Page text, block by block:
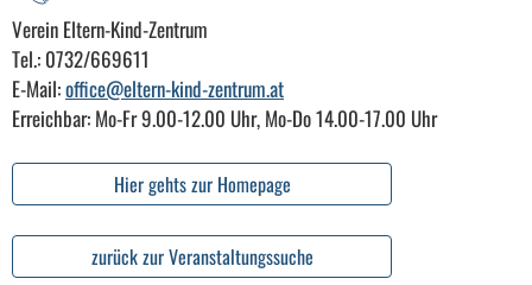
Verein Eltern-Kind-Zentrum
Tel.: 0732/669611
E-Mail:office@eltern-kind-zentrum.at
Erreichbar: Mo-Fr 9.00-12.00 Uhr, Mo-Do 14.00-17.00 Uhr
Hier gehts zur Homepage
zurück zur Veranstaltungssuche